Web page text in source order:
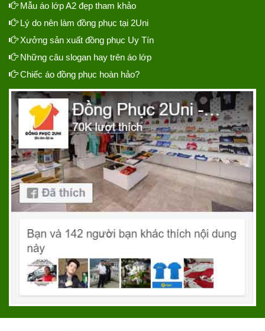
Mẫu áo lớp A2 đẹp tham khảo
Lý do nên làm đồng phục tại 2Uni
Xưởng sản xuất đồng phục Uy Tín
Những câu slogan hay trên áo lớp
Chiếc áo đồng phục hoàn hảo?